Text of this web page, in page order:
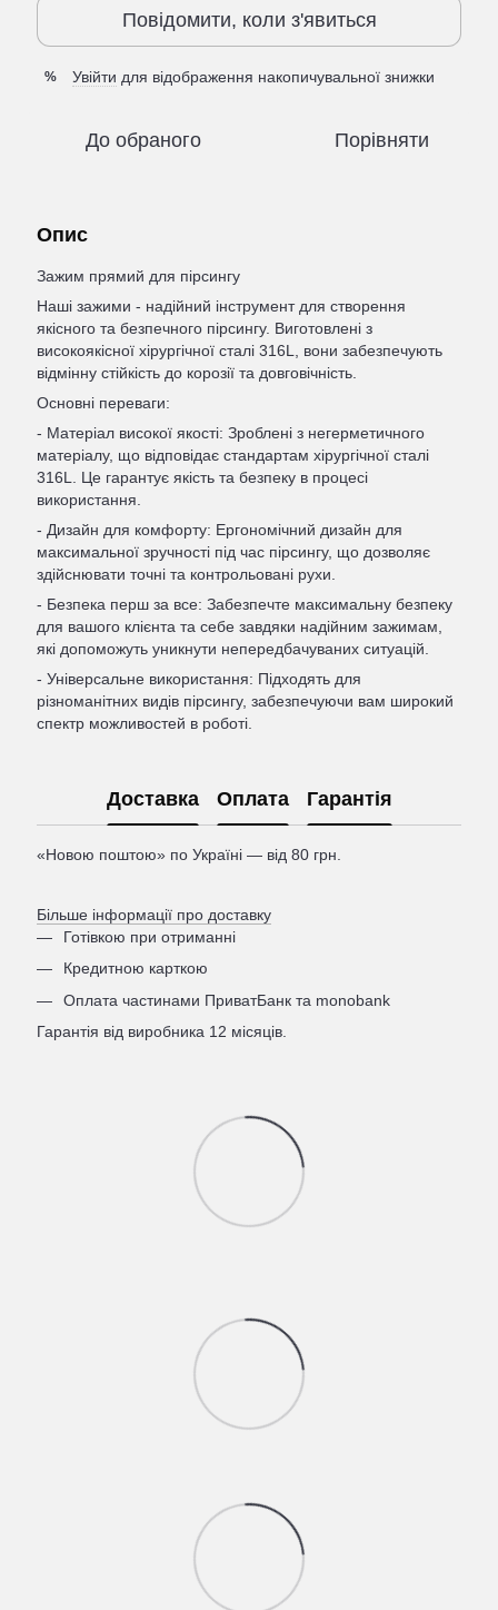
Повідомити, коли з'явиться
% Увійти для відображення накопичувальної знижки
До обраного Порівняти
Опис
Зажим прямий для пірсингу
Наші зажими - надійний інструмент для створення
якісного та безпечного пірсингу. Виготовлені з
високоякісної хірургічної сталі 316L, вони забезпечують
відмінну стійкість до корозії та довговічність.
Основні переваги:
- Матеріал високої якості: Зроблені з негерметичного
матеріалу, що відповідає стандартам хірургічної сталі
316L. Це гарантує якість та безпеку в процесі
використання.
- Дизайн для комфорту: Ергономічний дизайн для
максимальної зручності під час пірсингу, що дозволяє
здійснювати точні та контрольовані рухи.
- Безпека перш за все: Забезпечте максимальну безпеку
для вашого клієнта та себе завдяки надійним зажимам,
які допоможуть уникнути непередбачуваних ситуацій.
- Універсальне використання: Підходять для
різноманітних видів пірсингу, забезпечуючи вам широкий
спектр можливостей в роботі.
Доставка Оплата Гарантія
«Новою поштою» по Україні — від 80 грн.
Більше інформації про доставку
Готівкою при отриманні
Кредитною карткою
Оплата частинами ПриватБанк та monobank
Гарантія від виробника 12 місяців.